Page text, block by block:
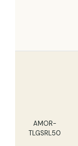
AMOR-
TLGSRL50